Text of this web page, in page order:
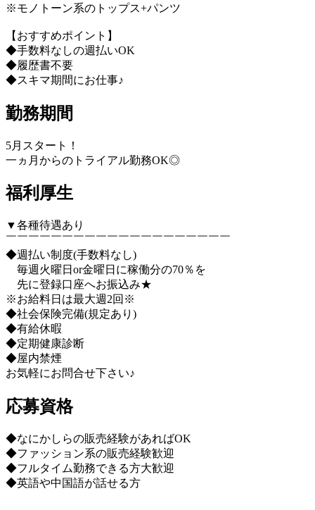
※モノトーン系のトップス+パンツ
【おすすめポイント】
◆手数料なしの週払いOK
◆履歴書不要
◆スキマ期間にお仕事♪
勤務期間
5月スタート！
一ヵ月からのトライアル勤務OK◎
福利厚生
▼各種待遇あり
￣￣￣￣￣￣￣￣￣￣￣￣￣￣￣￣￣￣￣￣
◆週払い制度(手数料なし)
毎週火曜日or金曜日に稼働分の70％を
先に登録口座へお振込み★
※お給料日は最大週2回※
◆社会保険完備(規定あり)
◆有給休暇
◆定期健康診断
◆屋内禁煙
お気軽にお問合せ下さい♪
応募資格
◆なにかしらの販売経験があればOK
◆ファッション系の販売経験歓迎
◆フルタイム勤務できる方大歓迎
◆英語や中国語が話せる方